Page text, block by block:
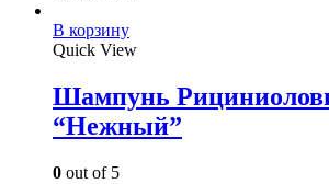
В корзину
Quick View
Шампунь
“Нежный”
0 out of 5